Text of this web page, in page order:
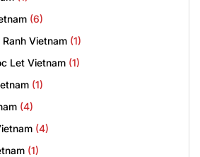
(6)
Ranh Vietnam (1)
Let Vietnam (1)
(1)
(4)
(4)
(1)